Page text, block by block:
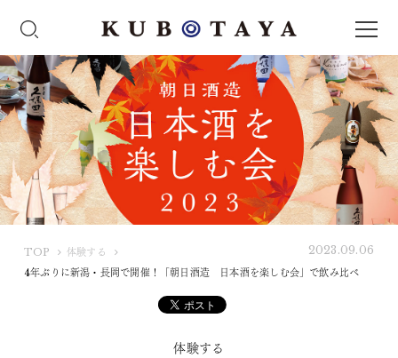
TOP
U
体験する
4年ぶりに新潟・長岡で開催！「朝日酒造 日本酒を楽しむ会」で飲み比べ
2023.09.06
体験する